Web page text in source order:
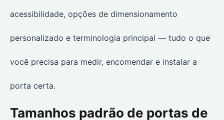
acessibilidade, opções de dimensionamento
personalizado e terminologia principal — tudo o que
você precisa para medir, encomendar e instalar a
porta certa.
Tamanhos padrão de portas de